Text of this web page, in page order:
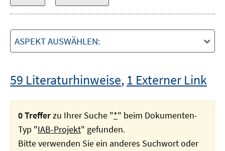
ASPEKT AUSWÄHLEN:
59 Literaturhinweise, 1 Externer Link
0 Trefferzu Ihrer Suche "*" beim Dokumenten-
Typ "IAB-Projekt" gefunden.
Bitte verwenden Sie ein anderes Suchwort oder